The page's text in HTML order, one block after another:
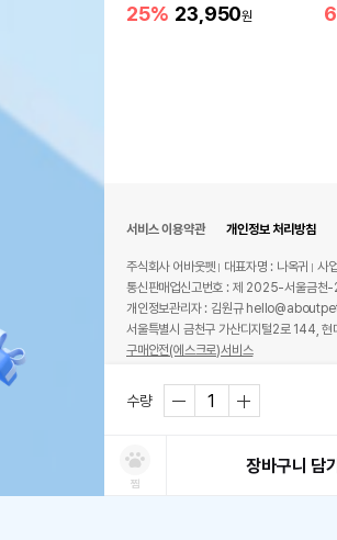
25% 23,950원
수량
찜
장바구니 담기
서비스 이용약관 개인정보 처리방침
주식회사 어바웃펫 대표자명 : 나옥귀 사
통신판매업신고번호 : 제 2025-서울금
개인정보관리자 : 김원규
서울특별시 금천구 가산디지털2로 144,
구매안전(에스크로)서비스